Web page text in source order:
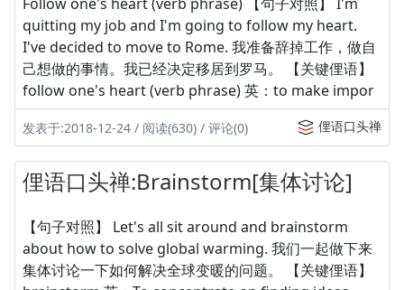
quitting my job and I'm going to follow my heart.
I've decided to move to Rome. 我准备辞掉工作，做自
己想做的事情。我已经决定移居到罗马。 【关键俚语】
follow one's heart (verb phrase) 英：to make impor
发表于:2018-12-24 / 阅读(630) / 评论(0) 俚语口头禅
俚语口头禅:Brainstorm[集体讨论]
【句子对照】 Let's all sit around and brainstorm
about how to solve global warming. 我们一起做下来
集体讨论一下如何解决全球变暖的问题。 【关键俚语】